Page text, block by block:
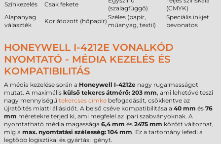
Színkezelés Csak fekete
(szalagfüggő)
(CMYK)
Alapanyag
választék
Korlátozott (hőpapír)
Széles (papír,
műanyag, textil)
Speciális inkjet
bevonatos
HONEYWELL I-4212E VONALKÓD
NYOMTATÓ - MÉDIA KEZELÉS ÉS
KOMPATIBILITÁS
A média kezelése során a Honeywell I-4212e nagy rugalmasságot
mutat. A maximális külső tekercs átmérő: 203 mm, ami lehetővé teszi
nagy mennyiségű tekercses címke befogadását, csökkentve az
újratöltés miatti állásidőt. A belső cséve kompatibilitása a 40 mm és 76
mm méretekre terjed ki, ami megfelel az ipari szabványoknak. A
nyomtatható média magassága 6,4 mm és 2475 mm között változhat,
míg a max. nyomtatási szélesség: 104 mm. Ez a tartomány lefedi a
legtöbb logisztikai és gyártási igényt.